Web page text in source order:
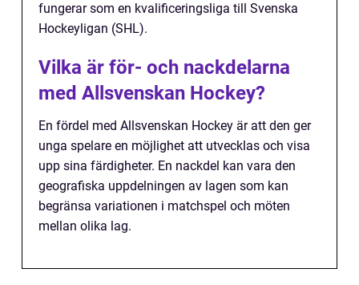
fungerar som en kvalificeringsliga till Svenska
Hockeyligan (SHL).
Vilka är för- och nackdelarna
med Allsvenskan Hockey?
En fördel med Allsvenskan Hockey är att den ger
unga spelare en möjlighet att utvecklas och visa
upp sina färdigheter. En nackdel kan vara den
geografiska uppdelningen av lagen som kan
begränsa variationen i matchspel och möten
mellan olika lag.